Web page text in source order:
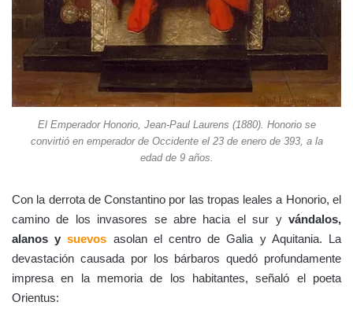
El Emperador Honorio, Jean-Paul Laurens (1880). Honorio se
convirtió en emperador de Occidente el 23 de enero de 393, a la
edad de 9 años.
Con la derrota de Constantino por las tropas leales a Honorio, el
camino de los invasores se abre hacia el sur y vándalos,
alanos ysuevos asolan el centro de Galia y Aquitania. La
devastación causada por los bárbaros quedó profundamente
impresa en la memoria de los habitantes, señaló el poeta
Orientus: